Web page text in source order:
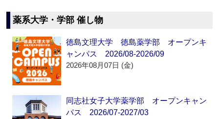
薬系大学・学部 催し物
徳島文理大学 徳島薬学部 オープンキ
ャンパス 2026/08-2026/09
2026年08月07日 (金)
同志社女子大学薬学部 オープンキャン
パス 2026/07-2027/03